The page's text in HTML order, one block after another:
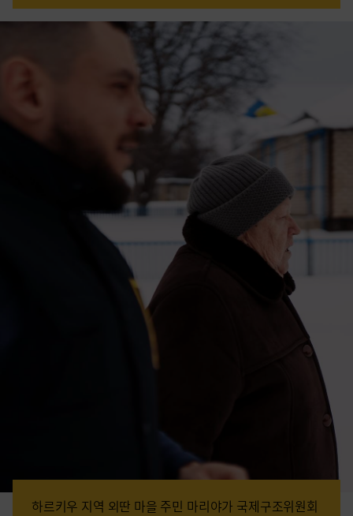
하르키우 지역 외딴 마을 주민 마리야가 국제구조위원회